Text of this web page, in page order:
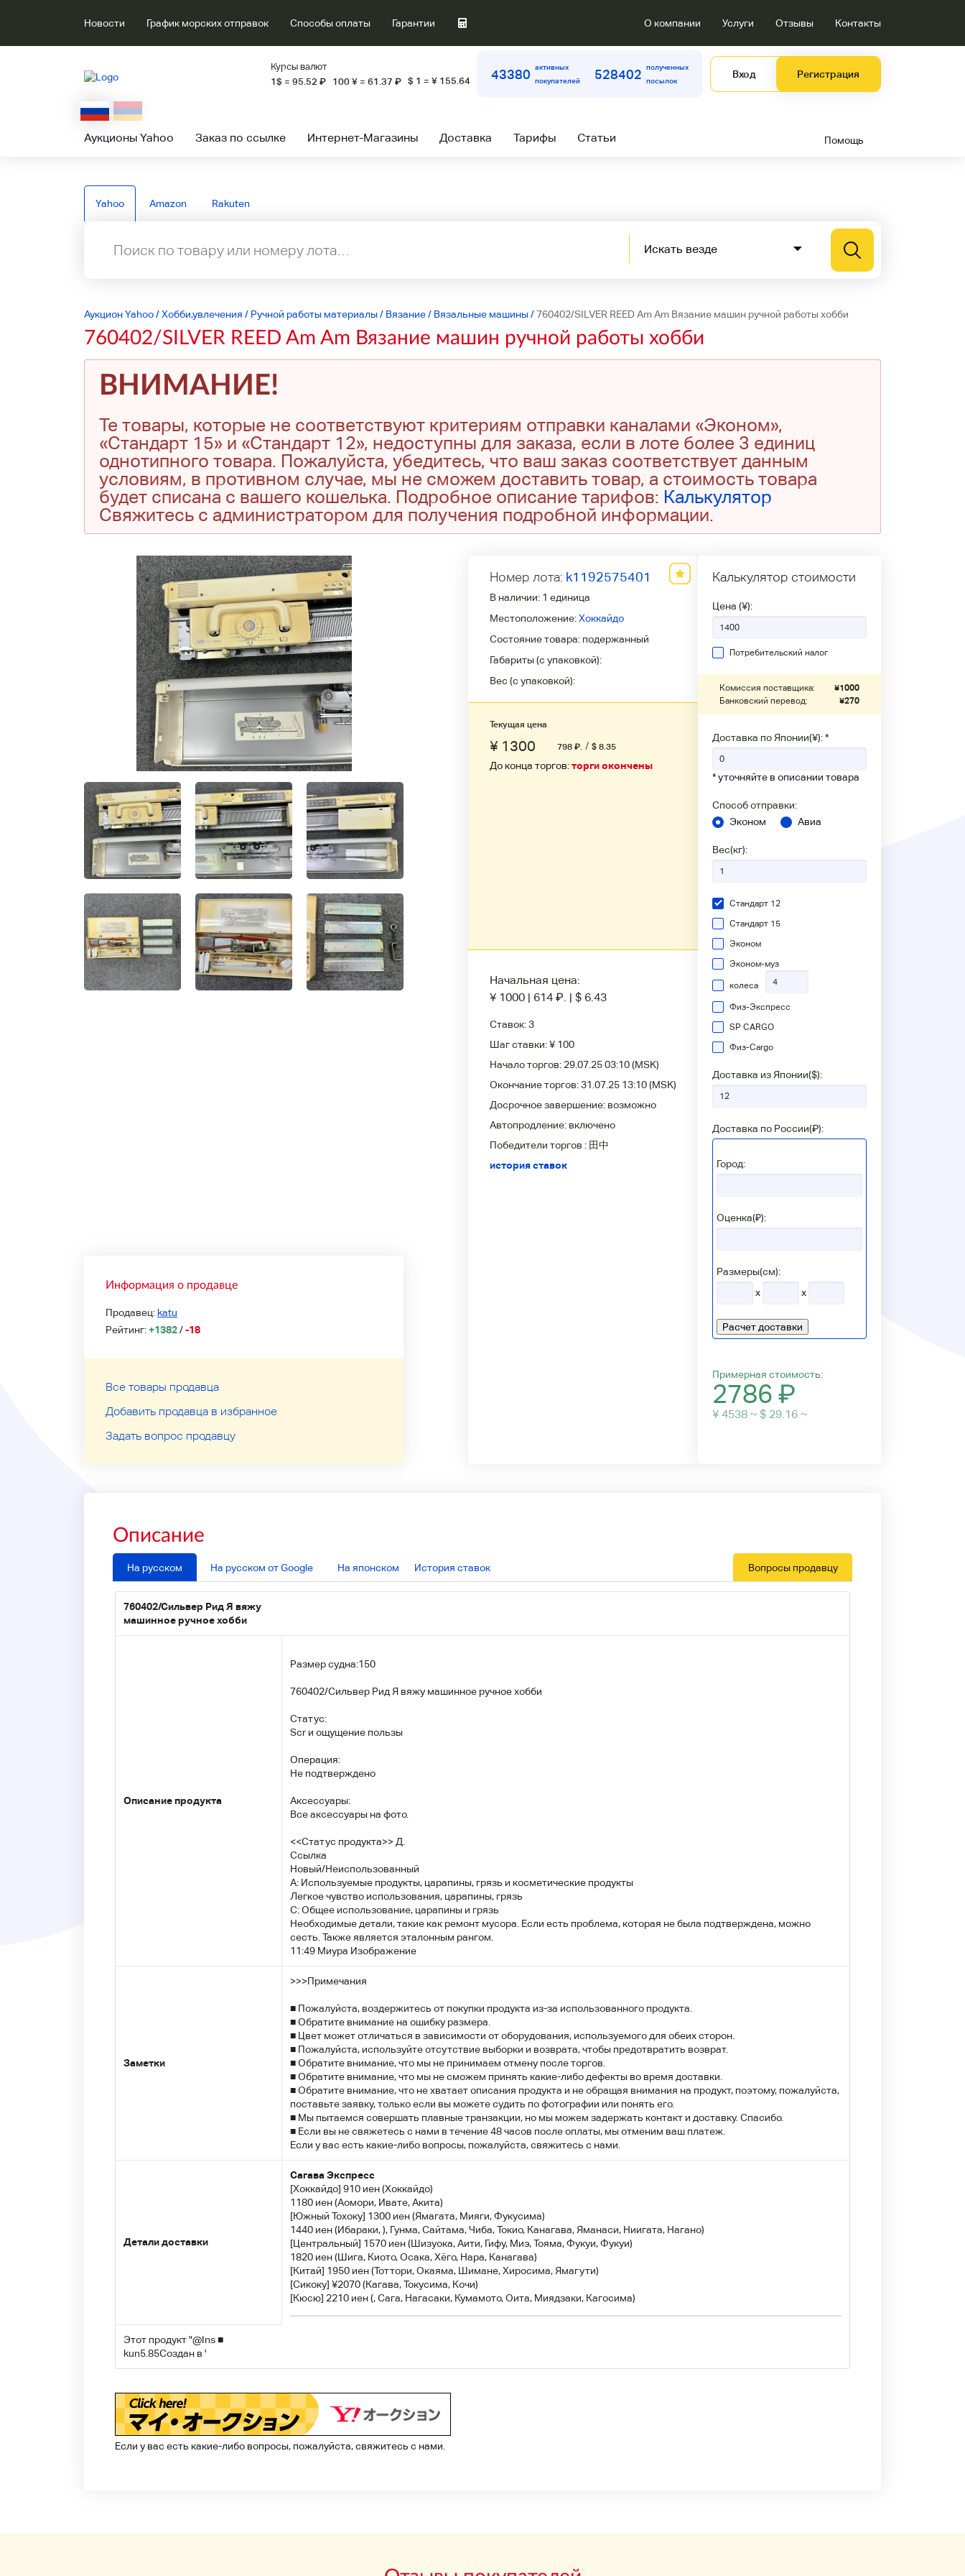
Новости График морских отправок Способы оплаты Гарантии О компании Услуги Отзывы Контакты
Курсы валют
1$ = 95.52 ₽ 100 ¥ = 61.37 ₽ $ 1 = ¥ 155.64 43380
активных
покупателей
528402
полученных
посылок
Вход Регистрация
Аукционы Yahoo Заказ по ссылке Интернет-Магазины Доставка Тарифы Статьи Помощь
Yahoo Amazon Rakuten
Аукцион Yahoo/Хобби,увлечения / Ручной работы материалы/ Вязание/ Вязальные машины/760402/SILVER REED Am Am Вязание машин ручной работы хобби
760402/SILVER REED Am Am Вязание машин ручной работы хобби
ВНИМАНИЕ!
Те товары, которые не соответствуют критериям отправки каналами «Эконом»,
«Стандарт 15» и «Стандарт 12», недоступны для заказа, если в лоте более 3 единиц
однотипного товара. Пожалуйста, убедитесь, что ваш заказ соответствует данным
условиям, в противном случае, мы не сможем доставить товар, а стоимость товара
будет списана с вашего кошелька. Подробное описание тарифов: Калькулятор
Свяжитесь с администратором для получения подробной информации.
Информация о продавце
Продавец: katu
Рейтинг:+1382/-18
Все товары продавца
Добавить продавца в избранное
Задать вопрос продавцу
Номер лота: k1192575401
В наличии: 1 единица
Местоположение:Хоккайдо
Состояние товара: подержанный
Габариты (с упаковкой):
Вес (с упаковкой):
Текущая цена
¥ 1300 798 ₽. / $ 8.35
До конца торгов:торги окончены
Начальная цена:
¥ 1000 | 614 ₽. | $ 6.43
Ставок:3
Шаг ставки:¥ 100
Начало торгов: 29.07.25 03:10(MSK)
Окончание торгов:31.07.25 13:10(MSK)
Досрочное завершение: возможно
Автопродление: включено
Победители торгов : 田中
история ставок
Калькулятор стоимости
Цена (¥):
Потребительский налог
Комиссия поставщика: ¥1000
Банковский перевод:
¥270
Доставка по Японии(¥): *
* уточняйте в описании товара
Способ отправки:
Эконом
Авиа
Вес(кг):
Стандарт 12
Стандарт 15
Эконом
Эконом-муз
колеса
Физ-Экспресс
SP CARGO
Физ-Сargo
Доставка из Японии($):
Доставка по России(₽):
Город:
Оценка(₽):
Размеры(см):
x
x
Расчет доставки
Примерная стоимость:
2786 ₽
¥ 4538 ~ $ 29.16 ~
Описание
На русском На русском от Google На японском История ставок Вопросы продавцу
760402/Сильвер Рид Я вяжу
машинное ручное хобби
Описание продукта
Размер судна:150
760402/Сильвер Рид Я вяжу машинное ручное хобби
Статус:
Scr и ощущение пользы
Операция:
Не подтверждено
Аксессуары:
Все аксессуары на фото.
<<Статус продукта>> Д.
Ссылка
Новый/Неиспользованный
A: Используемые продукты, царапины, грязь и косметические продукты
Легкое чувство использования, царапины, грязь
C: Общее использование, царапины и грязь
Необходимые детали, такие как ремонт мусора. Если есть проблема, которая не была подтверждена, можно
сесть. Также является эталонным рангом.
11:49 Миура Изображение
Заметки
>>>Примечания
■ Пожалуйста, воздержитесь от покупки продукта из-за использованного продукта.
■ Обратите внимание на ошибку размера.
■ Цвет может отличаться в зависимости от оборудования, используемого для обеих сторон.
■ Пожалуйста, используйте отсутствие выборки и возврата, чтобы предотвратить возврат.
■ Обратите внимание, что мы не принимаем отмену после торгов.
■ Обратите внимание, что мы не сможем принять какие-либо дефекты во время доставки.
■ Обратите внимание, что не хватает описания продукта и не обращая внимания на продукт, поэтому, пожалуйста,
поставьте заявку, только если вы можете судить по фотографии или понять его.
■ Мы пытаемся совершать плавные транзакции, но мы можем задержать контакт и доставку. Спасибо.
■ Если вы не свяжетесь с нами в течение 48 часов после оплаты, мы отменим ваш платеж.
Если у вас есть какие-либо вопросы, пожалуйста, свяжитесь с нами.
Детали доставки
Сагава Экспресс
[Хоккайдо] 910 иен (Хоккайдо)
1180 иен (Аомори, Ивате, Акита)
[Южный Тохоку] 1300 иен (Ямагата, Мияги, Фукусима)
1440 иен (Ибараки, ), Гунма, Сайтама, Чиба, Токио, Канагава, Яманаси, Ниигата, Нагано)
[Центральный] 1570 иен (Шизуока, Аити, Гифу, Миэ, Тояма, Фукуи, Фукуи)
1820 иен (Шига, Киото, Осака, Хёго, Нара, Канагава)
[Китай] 1950 иен (Тоттори, Окаяма, Шимане, Хиросима, Ямагути)
[Сикоку] ¥2070 (Кагава, Токусима, Кочи)
[Кюсю] 2210 иен (, Сага, Нагасаки, Кумамото, Оита, Миядзаки, Кагосима)
Этот продукт "@Ins ■
kun5.85Создан в '
Если у вас есть какие-либо вопросы, пожалуйста, свяжитесь с нами.